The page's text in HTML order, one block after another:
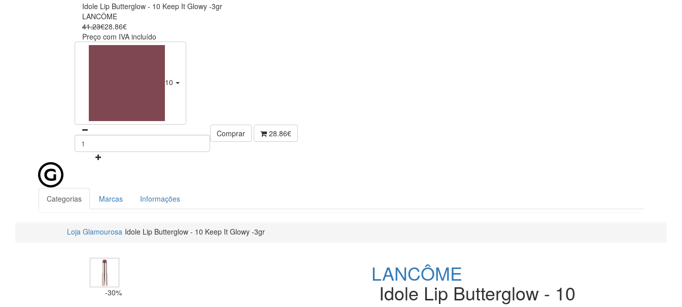
Idole Lip Butterglow - 10 Keep It Glowy -3gr
LANCÔME
41.23€28.86€
Preço com IVA incluído
10 - Keep It Glowy
Comprar 28.86€
Categorias Marcas Informações
Loja Glamourosa Idole Lip Butterglow - 10 Keep It Glowy -3gr
-30%
LANCÔME
Idole Lip Butterglow - 10